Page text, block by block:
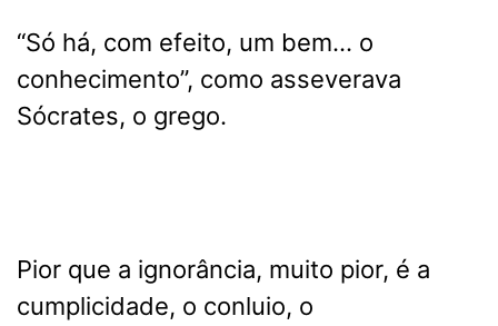
“Só há, com efeito, um bem… o
conhecimento”, como asseverava
Sócrates, o grego.
Pior que a ignorância, muito pior, é a
cumplicidade, o conluio, o